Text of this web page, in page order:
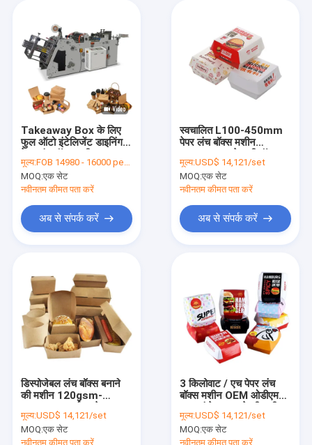
Takeaway Box के लिए
फुल ऑटो इंटेलिजेंट डाइनिंग
मूल्य:FOB 14980 - 16000 per set
MOQ:एक सेट
नवीनतम कीमत पता करें
अब से संपर्क करें
स्वचालित L100-450mm
पेपर लंच बॉक्स मशीन
मशीन
मूल्य:USD$ 14,121/set
MOQ:एक सेट
नवीनतम कीमत पता करें
अब से संपर्क करें
डिस्पोजेबल लंच बॉक्स बनाने
की मशीन 120gsm-
मशीन
मूल्य:USD$ 14,121/set
MOQ:एक सेट
नवीनतम कीमत पता करें
3 किलोवाट / एच पेपर लंच
बॉक्स मशीन OEM ओडीएम
को दूर ले जाएं
मूल्य:USD$ 14,121/set
MOQ:एक सेट
नवीनतम कीमत पता करें